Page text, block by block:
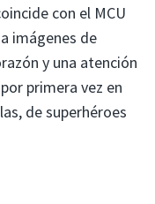
con el MCU
imágenes de
y una atención
primera vez en
de superhéroes